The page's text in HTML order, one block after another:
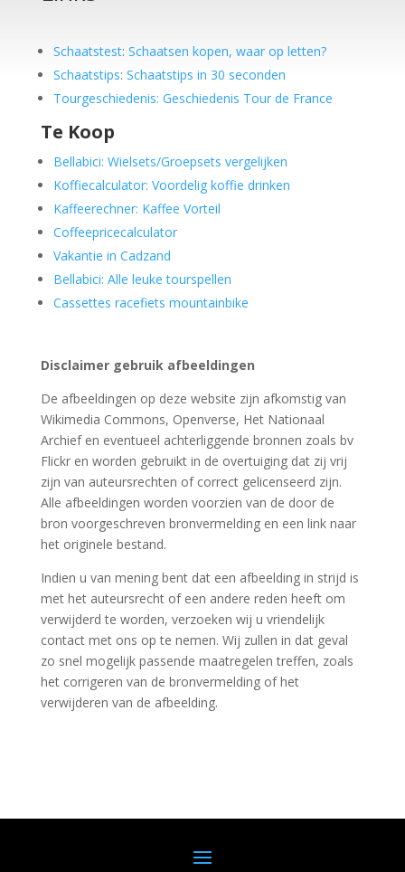
Schaatstest: Schaatsen kopen, waar op letten?
Schaatstips: Schaatstips in 30 seconden
Tourgeschiedenis: Geschiedenis Tour de France
Te Koop
Bellabici: Wielsets/Groepsets vergelijken
Koffiecalculator: Voordelig koffie drinken
Kaffeerechner: Kaffee Vorteil
Coffeepricecalculator
Vakantie in Cadzand
Bellabici: Alle leuke tourspellen
Cassettes racefiets mountainbike
Disclaimer gebruik afbeeldingen
De afbeeldingen op deze website zijn afkomstig van
Wikimedia Commons, Openverse, Het Nationaal
Archief en eventueel achterliggende bronnen zoals bv
Flickr en worden gebruikt in de overtuiging dat zij vrij
zijn van auteursrechten of correct gelicenseerd zijn.
Alle afbeeldingen worden voorzien van de door de
bron voorgeschreven bronvermelding en een link naar
het originele bestand.
Indien u van mening bent dat een afbeelding in strijd is
met het auteursrecht of een andere reden heeft om
verwijderd te worden, verzoeken wij u vriendelijk
contact met ons op te nemen. Wij zullen in dat geval
zo snel mogelijk passende maatregelen treffen, zoals
het corrigeren van de bronvermelding of het
verwijderen van de afbeelding.